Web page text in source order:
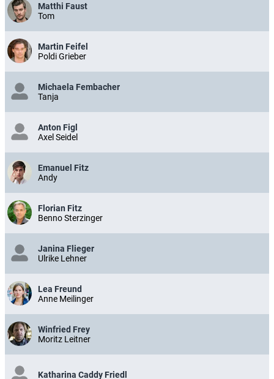
Matthi Faust
Tom
Martin Feifel
Poldi Grieber
Michaela Fembacher
Tanja
Anton Figl
Axel Seidel
Emanuel Fitz
Andy
Florian Fitz
Benno Sterzinger
Janina Flieger
Ulrike Lehner
Lea Freund
Anne Meilinger
Winfried Frey
Moritz Leitner
Katharina Caddy Friedl